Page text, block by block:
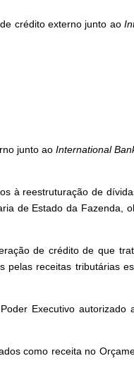
crédito externo junto ao
junto aoInternational
à reestruturação de
de Estado da Fazenda,
de crédito de que
pelas receitas tributárias
Executivo autorizado
como receita no